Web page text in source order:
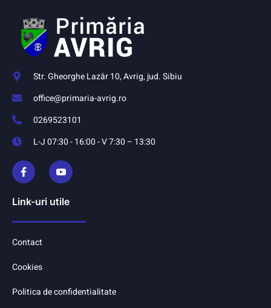
Str. Gheorghe Lazăr 10, Avrig, jud. Sibiu
office@primaria-avrig.ro
0269523101
L-J 07:30 - 16:00 - V 7:30 – 13:30
Link-uri utile
Contact
Cookies
Politica de confidentialitate